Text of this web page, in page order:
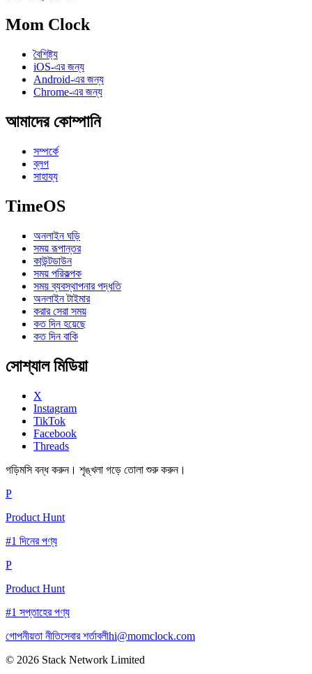
Mom Clock
বৈশিষ্ট্য
iOS-এর জন্য
Android-এর জন্য
Chrome-এর জন্য
আমাদের কোম্পানি
সম্পর্কে
ব্লগ
সাহায্য
TimeOS
অনলাইন ঘড়ি
সময় রূপান্তর
কাউন্টডাউন
সময় পরিকল্পক
সময় ব্যবস্থাপনার পদ্ধতি
অনলাইন টাইমার
করার সেরা সময়
কত দিন হয়েছে
কত দিন বাকি
সোশ্যাল মিডিয়া
X
Instagram
TikTok
Facebook
Threads
গড়িমসি বন্ধ করুন। শৃঙ্খলা গড়ে তোলা শুরু করুন।
P
Product Hunt
#1 দিনের পণ্য
P
Product Hunt
#1 সপ্তাহের পণ্য
গোপনীয়তা নীতিসেবার শর্তাবলীhi@momclock.com
© 2026 Stack Network Limited